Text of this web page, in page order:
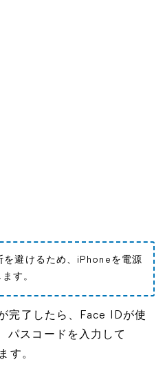
を避けるため、iPhoneを電源
す。
完了したら、Face IDが使
パスコードを入力して
す。